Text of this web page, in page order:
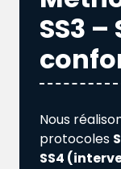
SS3
Nous
protocoles
SS4